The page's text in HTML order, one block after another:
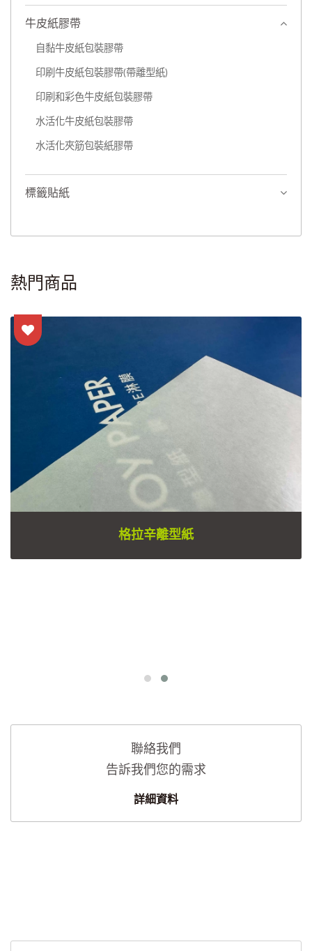
牛皮紙膠帶
自黏牛皮紙包裝膠帶
印刷牛皮紙包裝膠帶(帶離型紙)
印刷和彩色牛皮紙包裝膠帶
水活化牛皮紙包裝膠帶
水活化夾筋包裝紙膠帶
標籤貼紙
熱門商品
格拉辛離型紙
聯絡我們
告訴我們您的需求
詳細資料